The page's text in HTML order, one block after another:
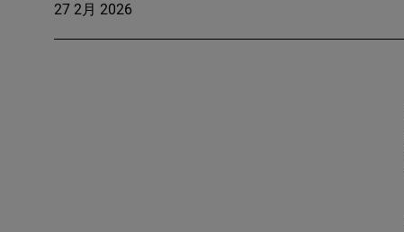
27 2月 2026